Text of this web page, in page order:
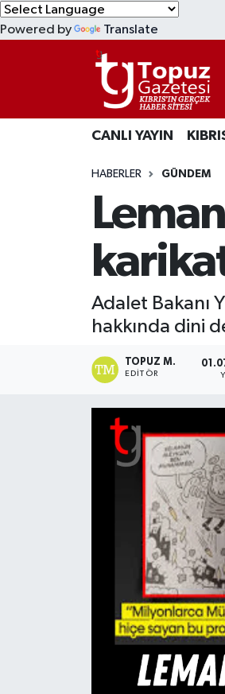
Powered by Translate
CANLI YAYIN
HABERLER GÜNDEM
Adalet Bakanı
hakkında dini
TOPUZ M.
EDITÖR
EKONOMİ
MAGAZİN
TEKNOLOJİ
Lefkoşa Nöbetçi Eczaneler
Lefkoşa Hava Durumu
Lefkoşa Trafik Yoğunluk
Süper Lig Puan Durumu ve
Tüm Manşetler
Son Dakika Haberleri
Haber Arşivi